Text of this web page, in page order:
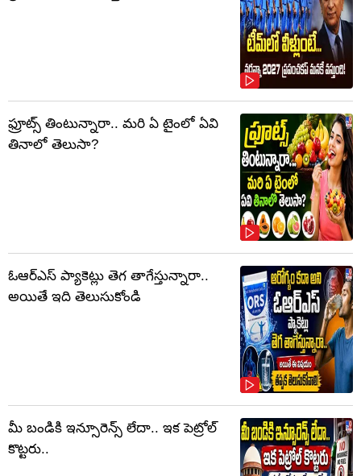
ఫ్రూట్స్‌ తింటున్నారా.. మరి ఏ టైంలో ఏవి
తినాలో తెలుసా?
ఓఆర్‌ఎస్‌ ప్యాకెట్లు తెగ తాగేస్తున్నారా..
అయితే ఇది తెలుసుకోండి
మీ బండికి ఇన్సూరెన్స్ లేదా.. ఇక పెట్రోల్
కొట్టరు..